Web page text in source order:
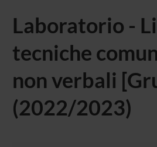
Laboratorio -
tecniche
non verbali
(2022/2023)